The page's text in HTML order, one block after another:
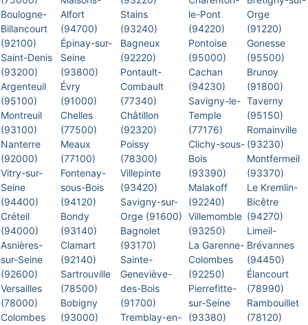
Boulogne-
Billancourt
(92100)
Saint-Denis
(93200)
Argenteuil
(95100)
Montreuil
(93100)
Nanterre
(92000)
Vitry-sur-
Seine
(94400)
Créteil
(94000)
Asnières-
sur-Seine
(92600)
Versailles
(78000)
Colombes
Alfort
(94700)
Épinay-sur-
Seine
(93800)
Évry
(91000)
Chelles
(77500)
Meaux
(77100)
Fontenay-
sous-Bois
(94120)
Bondy
(93140)
Clamart
(92140)
Sartrouville
(78500)
Bobigny
(93000)
Stains
(93240)
Bagneux
(92220)
Pontault-
Combault
(77340)
Châtillon
(92320)
Poissy
(78300)
Villepinte
(93420)
Savigny-sur-
Orge (91600)
Bagnolet
(93170)
Sainte-
Geneviève-
des-Bois
(91700)
Tremblay-en-
le-Pont
(94220)
Pontoise
(95000)
Cachan
(94230)
Savigny-le-
Temple
(77176)
Clichy-sous-
Bois
(93390)
Malakoff
(92240)
Villemomble
(93250)
La Garenne-
Colombes
(92250)
Pierrefitte-
sur-Seine
(93380)
Orge
(91220)
Gonesse
(95500)
Brunoy
(91800)
Taverny
(95150)
Romainville
(93230)
Montfermeil
(93370)
Le Kremlin-
Bicêtre
(94270)
Limeil-
Brévannes
(94450)
Élancourt
(78990)
Rambouillet
(78120)